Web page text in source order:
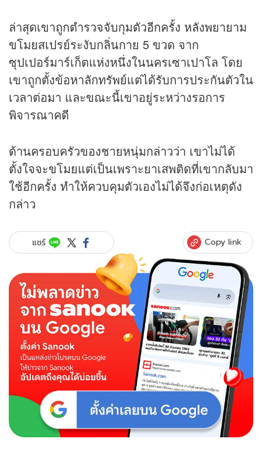
ล่าสุดเขาถูกตำรวจจับกุมตัวอีกครั้ง หลังพยายาม
ขโมยสเปรย์ระงับกลิ่นกาย 5 ขวด จาก
ซุปเปอร์มาร์เก็ตแห่งหนึ่งในนครเซาเปาโล โดย
เขาถูกตั้งข้อหาลักทรัพย์แต่ได้รับการประกันตัวใน
เวลาต่อมา และขณะนี้เขาอยู่ระหว่างรอการ
พิจารณาคดี
ด้านครอบครัวของชายหนุ่มกล่าวว่า เขาไม่ได้
ตั้งใจจะขโมยแต่เป็นเพราะยาเสพติดที่เขากลับมา
ใช้อีกครั้ง ทำให้ควบคุมตัวเองไม่ได้จึงก่อเหตุดัง
กล่าว
แชร์ Copy link